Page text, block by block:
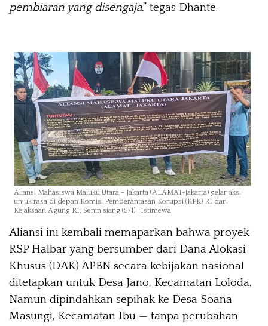
pembiaran yang disengaja,” tegas Dhante.
Aliansi Mahasiswa Maluku Utara – Jakarta (ALAMAT-Jakarta) gelar aksi
unjuk rasa di depan Komisi Pemberantasan Korupsi (KPK) RI dan
Kejaksaan Agung RI, Senin siang (5/1) | Istimewa
Aliansi ini kembali memaparkan bahwa proyek
RSP Halbar yang bersumber dari Dana Alokasi
Khusus (DAK) APBN secara kebijakan nasional
ditetapkan untuk Desa Jano, Kecamatan Loloda.
Namun dipindahkan sepihak ke Desa Soana
Masungi, Kecamatan Ibu — tanpa perubahan